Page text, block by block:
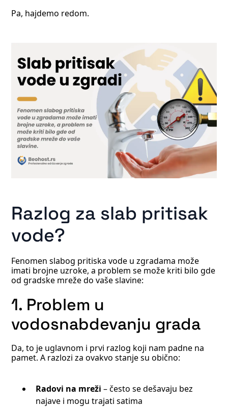
Pa, hajdemo redom.
Razlog za slab pritisak
vode?
Fenomen slabog pritiska vode u zgradama može
imati brojne uzroke, a problem se može kriti bilo gde
od gradske mreže do vaše slavine:
1. Problem u
vodosnabdevanju grada
Da, to je uglavnom i prvi razlog koji nam padne na
pamet. A razlozi za ovakvo stanje su obično:
Radovi na mreži – često se dešavaju bez
najave i mogu trajati satima